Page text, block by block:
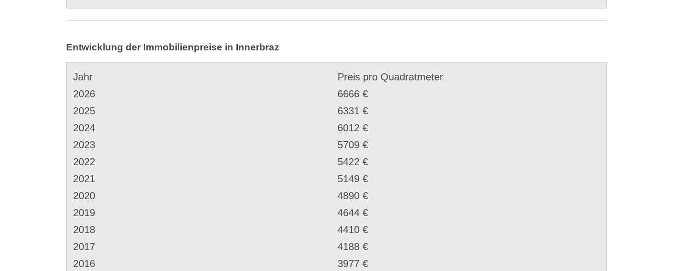
Entwicklung der Immobilienpreise in Innerbraz
Jahr
Preis pro Quadratmeter
2026
6666 €
2025
6331 €
2024
6012 €
2023
5709 €
2022
5422 €
2021
5149 €
2020
4890 €
2019
4644 €
2018
4410 €
2017
4188 €
2016
3977 €